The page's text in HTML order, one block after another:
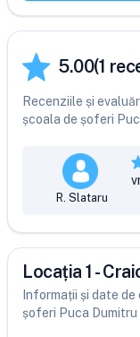
5.00(1
Recenziile și
școala de șoferi
R. Slataru
Locația 1 -
Informații și date
șoferi Puca Dumitru